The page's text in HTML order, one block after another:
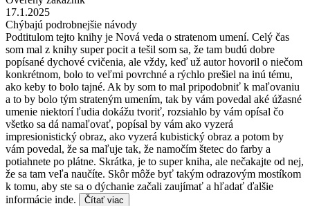
17.1.2025
Chýbajú podrobnejšie návody
Podtitulom tejto knihy je Nová veda o stratenom umení. Celý čas
som mal z knihy super pocit a tešil som sa, že tam budú dobre
popísané dychové cvičenia, ale vždy, keď už autor hovoril o niečom
konkrétnom, bolo to veľmi povrchné a rýchlo prešiel na inú tému,
ako keby to bolo tajné. Ak by som to mal pripodobniť k maľovaniu
a to by bolo tým strateným umením, tak by vám povedal aké úžasné
umenie niektorí ľudia dokážu tvoriť, rozsiahlo by vám opísal čo
všetko sa dá namaľovať, popísal by vám ako vyzerá
impresionistický obraz, ako vyzerá kubistický obraz a potom by
vám povedal, že sa maľuje tak, že namočím štetec do farby a
potiahnete po plátne. Skrátka, je to super kniha, ale nečakajte od nej,
že sa tam veľa naučíte. Skôr môže byť takým odrazovým mostíkom
k tomu, aby ste sa o dýchanie začali zaujímať a hľadať ďalšie
informácie inde.
Čítať viac